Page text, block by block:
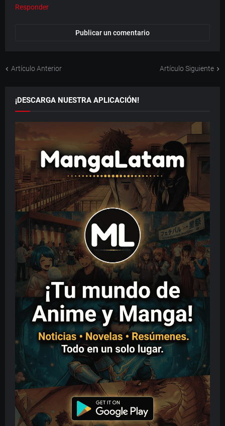
Responder
Publicar un comentario
Artículo Anterior Artículo Siguiente
¡DESCARGA NUESTRA APLICACIÓN!